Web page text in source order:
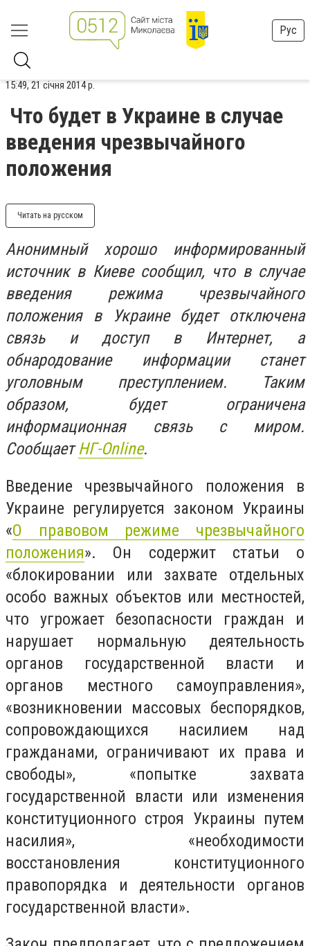
Рус
15:49, 21 січня 2014 р.
Что будет в Украине в случае
введения чрезвычайного
положения
Читать на русском
Анонимный хорошо информированный
источник в Киеве сообщил, что в случае
введения режима чрезвычайного
положения в Украине будет отключена
связь и доступ в Интернет, а
обнародование информации станет
уголовным преступлением. Таким
образом, будет ограничена
информационная связь с миром.
СообщаетНГ-Online.
Введение чрезвычайного положения в
Украине регулируется законом Украины
«О правовом режиме чрезвычайного
положения». Он содержит статьи о
«блокировании или захвате отдельных
особо важных объектов или местностей,
что угрожает безопасности граждан и
нарушает нормальную деятельность
органов государственной власти и
органов местного самоуправления»,
«возникновении массовых беспорядков,
сопровождающихся насилием над
гражданами, ограничивают их права и
свободы», «попытке захвата
государственной власти или изменения
конституционного строя Украины путем
насилия», «необходимости
восстановления конституционного
правопорядка и деятельности органов
государственной власти».